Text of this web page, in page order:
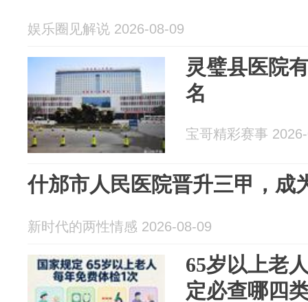
娱乐圈见解说 2026-08-09
灵璧县医院
名
宝哥精彩赛事
什邡市人民医院晋升三甲，成
新时代的两性情感 2026-08-09
65岁以上老
定必查哪四